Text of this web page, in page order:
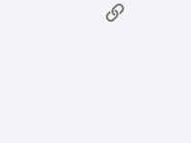
Ссылка